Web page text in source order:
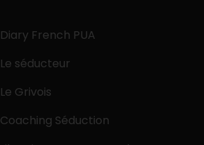
Diary French PUA
Le séducteur
Le Grivois
Coaching Séduction